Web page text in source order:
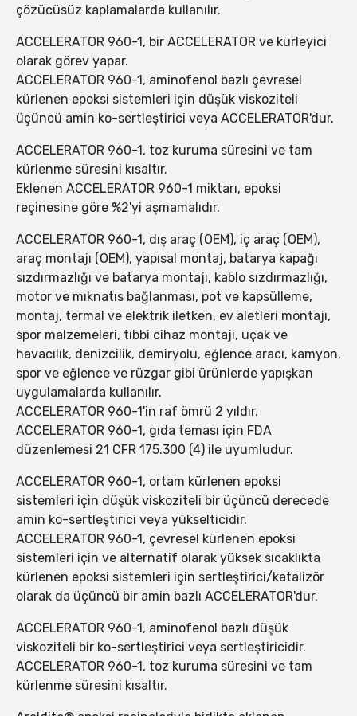
çözücüsüz kaplamalarda kullanılır.
ACCELERATOR 960-1, bir ACCELERATOR ve kürleyici
olarak görev yapar.
ACCELERATOR 960-1, aminofenol bazlı çevresel
kürlenen epoksi sistemleri için düşük viskoziteli
üçüncü amin ko-sertleştirici veya ACCELERATOR'dur.
ACCELERATOR 960-1, toz kuruma süresini ve tam
kürlenme süresini kısaltır.
Eklenen ACCELERATOR 960-1 miktarı, epoksi
reçinesine göre %2'yi aşmamalıdır.
ACCELERATOR 960-1, dış araç (OEM), iç araç (OEM),
araç montajı (OEM), yapısal montaj, batarya kapağı
sızdırmazlığı ve batarya montajı, kablo sızdırmazlığı,
motor ve mıknatıs bağlanması, pot ve kapsülleme,
montaj, termal ve elektrik iletken, ev aletleri montajı,
spor malzemeleri, tıbbi cihaz montajı, uçak ve
havacılık, denizcilik, demiryolu, eğlence aracı, kamyon,
spor ve eğlence ve rüzgar gibi ürünlerde yapışkan
uygulamalarda kullanılır.
ACCELERATOR 960-1'in raf ömrü 2 yıldır.
ACCELERATOR 960-1, gıda teması için FDA
düzenlemesi 21 CFR 175.300 (4) ile uyumludur.
ACCELERATOR 960-1, ortam kürlenen epoksi
sistemleri için düşük viskoziteli bir üçüncü derecede
amin ko-sertleştirici veya yükselticidir.
ACCELERATOR 960-1, çevresel kürlenen epoksi
sistemleri için ve alternatif olarak yüksek sıcaklıkta
kürlenen epoksi sistemleri için sertleştirici/katalizör
olarak da üçüncü bir amin bazlı ACCELERATOR'dur.
ACCELERATOR 960-1, aminofenol bazlı düşük
viskoziteli bir ko-sertleştirici veya sertleştiricidir.
ACCELERATOR 960-1, toz kuruma süresini ve tam
kürlenme süresini kısaltır.